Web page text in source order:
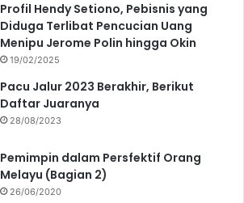
Profil Hendy Setiono, Pebisnis yang
Diduga Terlibat Pencucian Uang
Menipu Jerome Polin hingga Okin
19/02/2025
Pacu Jalur 2023 Berakhir, Berikut
Daftar Juaranya
28/08/2023
Pemimpin dalam Persfektif Orang
Melayu (Bagian 2)
26/06/2020